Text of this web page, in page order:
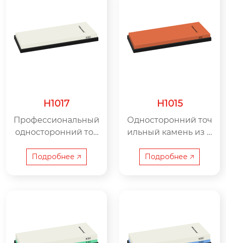
H1017
Профессиональный
односторонний точ
0 грит H1017 – точно
сть заточки, выбор
Подробнее 🡥
H1015
Односторонний точ
ильный камень из б
рит H1015 – точность
заточки, выбор мас
Подробнее 🡥